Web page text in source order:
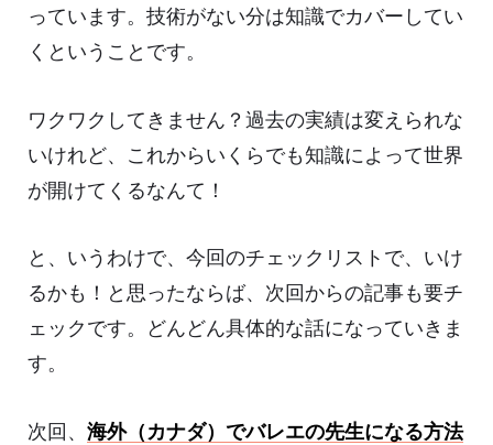
っています。技術がない分は知識でカバーしてい
くということです。
ワクワクしてきません？過去の実績は変えられな
いけれど、これからいくらでも知識によって世界
が開けてくるなんて！
と、いうわけで、今回のチェックリストで、いけ
るかも！と思ったならば、次回からの記事も要チ
ェックです。どんどん具体的な話になっていきま
す。
次回、 海外（カナダ）でバレエの先生になる方法